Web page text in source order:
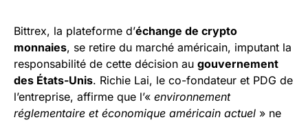
Bittrex, la plateforme d’échange de crypto
monnaies, se retire du marché américain, imputant la
responsabilité de cette décision au gouvernement
des États-Unis. Richie Lai, le co-fondateur et PDG de
l’entreprise, affirme que l’« environnement
réglementaire et économique américain actuel » ne